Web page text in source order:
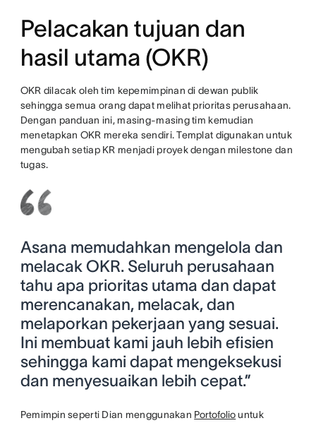
Pelacakan tujuan dan
hasil utama (OKR)
OKR dilacak oleh tim kepemimpinan di dewan publik
sehingga semua orang dapat melihat prioritas perusahaan.
Dengan panduan ini, masing-masing tim kemudian
menetapkan OKR mereka sendiri. Templat digunakan untuk
mengubah setiap KR menjadi proyek dengan milestone dan
tugas.
Asana memudahkan mengelola dan
melacak OKR. Seluruh perusahaan
tahu apa prioritas utama dan dapat
merencanakan, melacak, dan
melaporkan pekerjaan yang sesuai.
Ini membuat kami jauh lebih efisien
sehingga kami dapat mengeksekusi
dan menyesuaikan lebih cepat.”
Pemimpin seperti Dian menggunakan Portofoliountuk